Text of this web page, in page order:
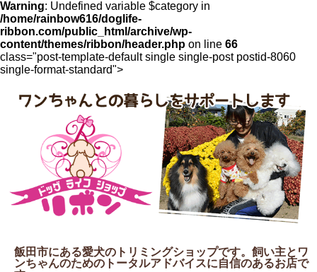
Warning: Undefined variable $category in
/home/rainbow616/doglife-
ribbon.com/public_html/archive/wp-
content/themes/ribbon/header.php on line 66
class="post-template-default single single-post postid-8060
single-format-standard">
飯田市にある愛犬のトリミングショップです。飼い主とワ
ンちゃんのためのトータルアドバイスに自信のあるお店で